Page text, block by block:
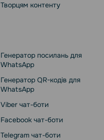
Творцям контенту
Генератор посилань для
WhatsApp
Генератор QR-кодів для
WhatsApp
Viber чат-боти
Facebook чат-боти
Telegram чат-боти